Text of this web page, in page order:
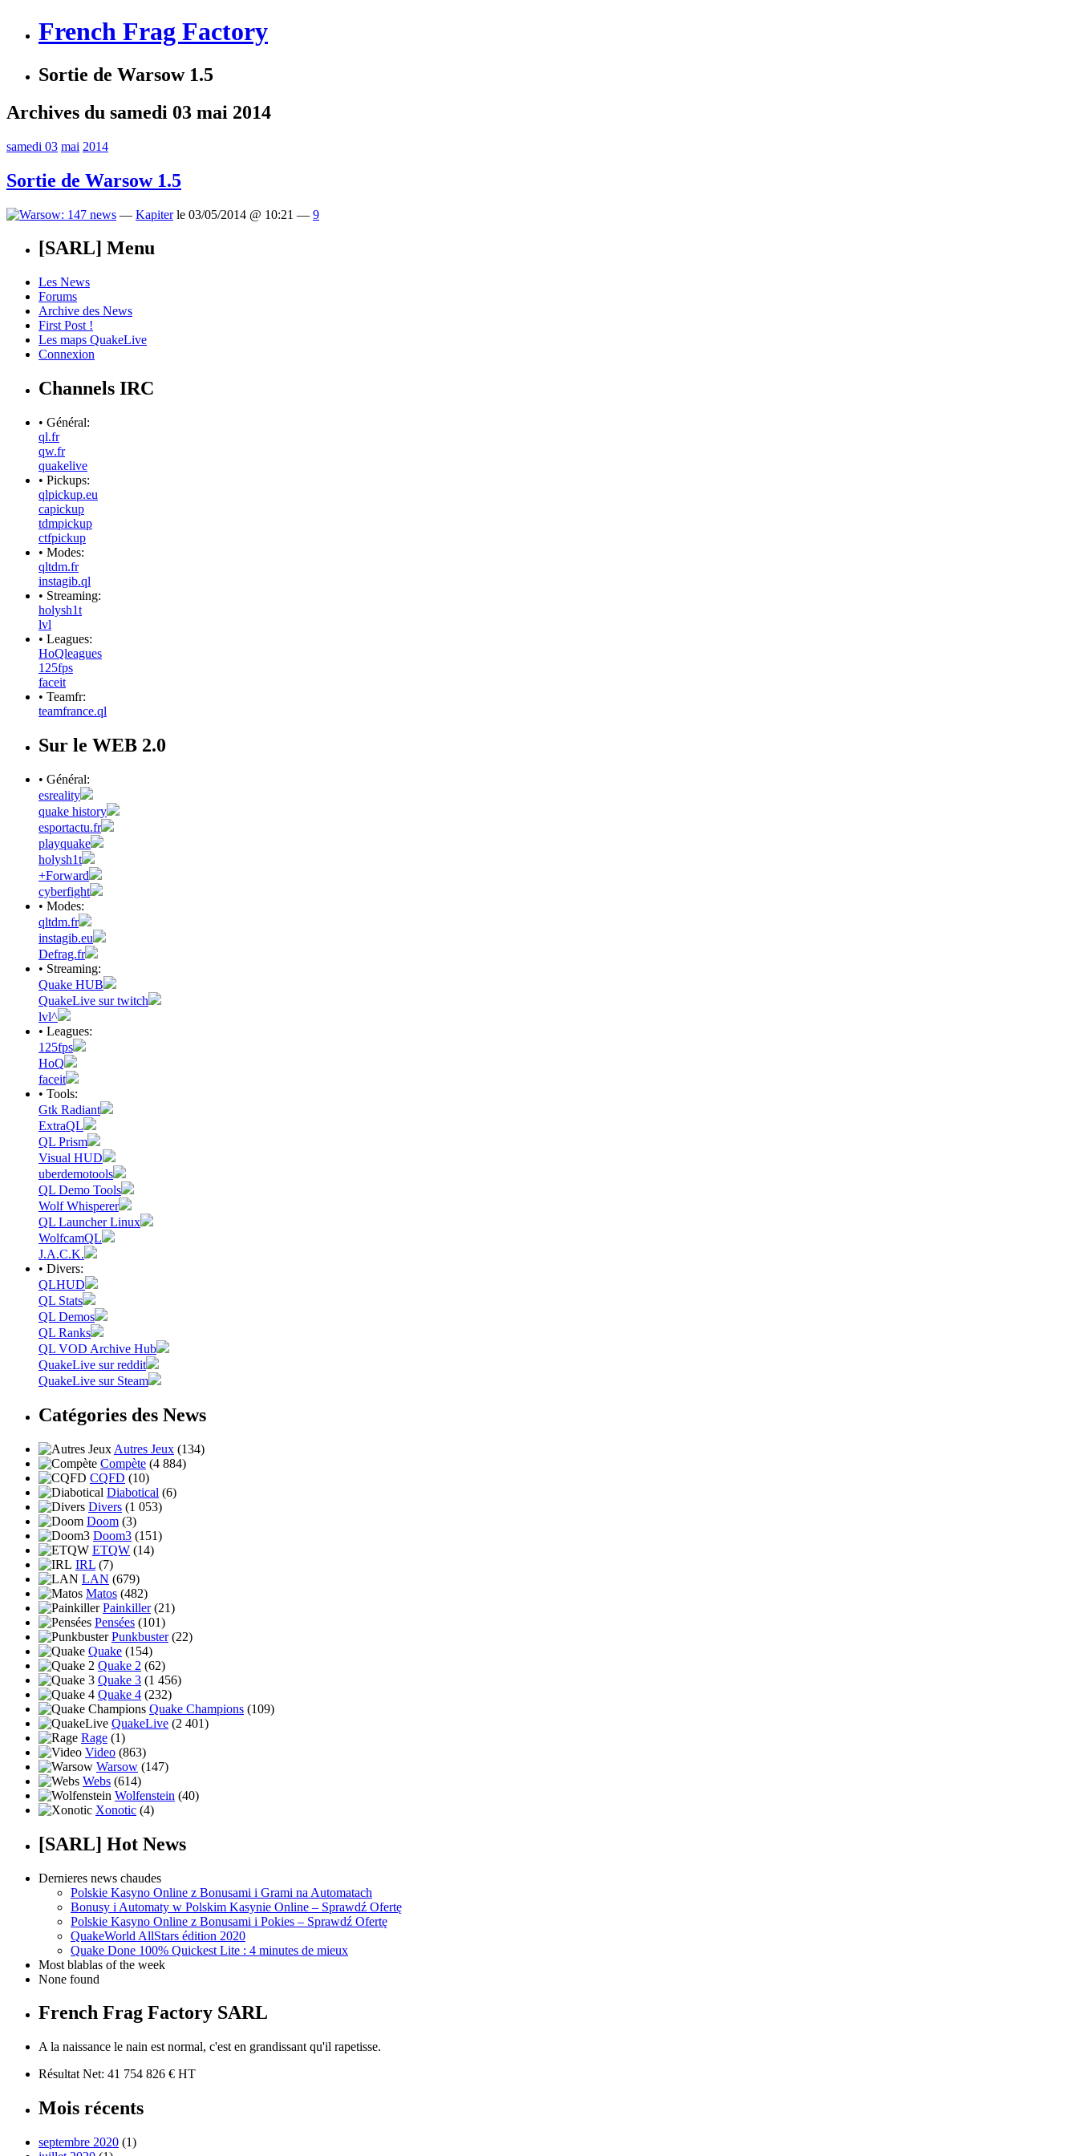
French Frag Factory
Sortie de Warsow 1.5
Archives du samedi 03 mai 2014
samedi 03 mai 2014
Sortie de Warsow 1.5
— Kapiterle 03/05/2014 @ 10:21 — 9
[SARL] Menu
Les News
Forums
Archive des News
First Post !
Les maps QuakeLive
Connexion
Channels IRC
• Général:
ql.fr
qw.fr
quakelive
• Pickups:
qlpickup.eu
capickup
tdmpickup
ctfpickup
• Modes:
qltdm.fr
instagib.ql
• Streaming:
holysh1t
lvl
• Leagues:
HoQleagues
125fps
faceit
• Teamfr:
teamfrance.ql
Sur le WEB 2.0
• Général:
esreality
quake history
esportactu.fr
playquake
holysh1t
+Forward
cyberfight
• Modes:
qltdm.fr
instagib.eu
Defrag.fr
• Streaming:
Quake HUB
QuakeLive sur twitch
lvl^
• Leagues:
125fps
HoQ
faceit
• Tools:
Gtk Radiant
ExtraQL
QL Prism
Visual HUD
uberdemotools
QL Demo Tools
Wolf Whisperer
QL Launcher Linux
WolfcamQL
J.A.C.K.
• Divers:
QLHUD
QL Stats
QL Demos
QL Ranks
QL VOD Archive Hub
QuakeLive sur reddit
QuakeLive sur Steam
Catégories des News
Autres Jeux (134)
Compète (4 884)
CQFD (10)
Diabotical (6)
Divers (1 053)
Doom (3)
Doom3 (151)
ETQW (14)
IRL (7)
LAN (679)
Matos (482)
Painkiller(21)
Pensées (101)
Punkbuster(22)
Quake (154)
Quake 2 (62)
Quake 3 (1 456)
Quake 4 (232)
Quake Champions (109)
QuakeLive (2 401)
Rage (1)
Video (863)
Warsow (147)
Webs (614)
Wolfenstein (40)
Xonotic (4)
[SARL] Hot News
Dernieres news chaudes
Polskie Kasyno Online z Bonusami i Grami na Automatach
Bonusy i Automaty w Polskim Kasynie Online – Sprawdź Ofertę
Polskie Kasyno Online z Bonusami i Pokies – Sprawdź Ofertę
QuakeWorld AllStars édition 2020
Quake Done 100% Quickest Lite : 4 minutes de mieux
Most blablas of the week
None found
French Frag Factory SARL
A la naissance le nain est normal, c'est en grandissant qu'il rapetisse.
Résultat Net: 41 754 826 € HT
Mois récents
septembre 2020 (1)